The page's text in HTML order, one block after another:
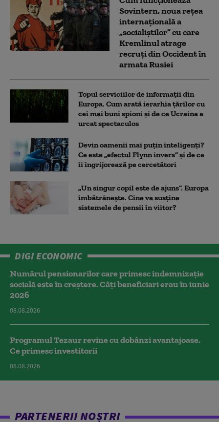
Sovintern, noua rețea
internațională a
„socialiștilor” cu care
Kremlinul atrage
recruți din Occident în
armata Rusiei
Topul serviciilor de informații din
Europa. Cum arată ierarhia țărilor cu
cei mai buni spioni și de ce Ucraina a
urcat spectaculos
Devin oamenii mai puțin inteligenți?
Ce este „efectul Flynn invers” și de ce
îi îngrijorează pe cercetători
„Un singur copil este de ajuns”. Europa
îmbătrânește. Cine va susține
sistemele de pensii în viitor?
DIGI ECONOMIC
Numărul pensionarilor care primesc indemnizaţie
socială este în creștere. Câți beneficiari erau în iunie
2026
08.08.2026
Programul Tezaur revine cu dobânzi avantajoase.
Ce primesc investitorii
08.08.2026
PARTENERII NOȘTRI